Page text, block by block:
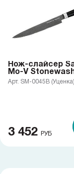
Нож-слайсер
Mo-V
Арт. SM-0045B (Уценка)
3 452 РУБ